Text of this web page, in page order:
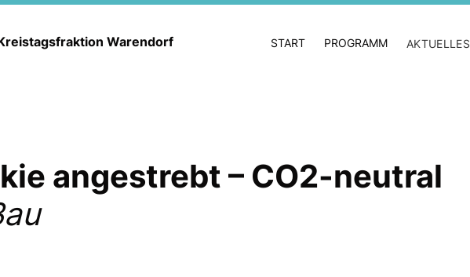
Warendorf START PROGRAMM AKTUELLES
angestrebt – CO2-neutral